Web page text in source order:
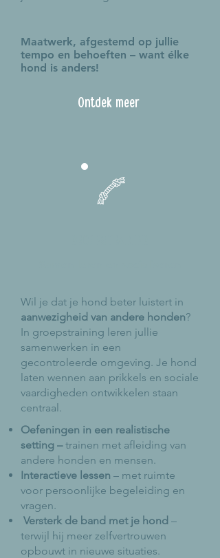
Maatwerk, afgestemd op jullie
tempo en behoeften – want élke
hond is anders!
Ontdek meer
Wil je dat je hond beter luistert in
aanwezigheid van andere honden?
In groepstraining leren jullie
samenwerken in een
gecontroleerde omgeving. Je hond
laten wennen aan prikkels en sociale
vaardigheden ontwikkelen staan
centraal.
Oefeningen in een realistische
setting –trainen met afleiding van
andere honden en mensen.
Interactieve lessen – met ruimte
voor persoonlijke begeleiding en
vragen.
Versterk de band met je hond –
terwijl hij meer zelfvertrouwen
opbouwt in nieuwe situaties.